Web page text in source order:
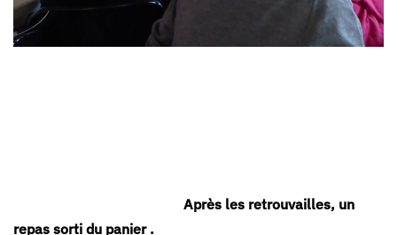
Après les retrouvailles, un
repas sorti du panier .